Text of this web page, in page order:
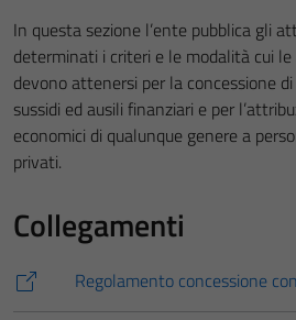
In questa sezione l’ente pubblica gli
determinati i criteri e le modalità cui
devono attenersi per la concessione
sussidi ed ausili finanziari e per
economici di qualunque genere a
privati.
Collegamenti
Regolamento concessione